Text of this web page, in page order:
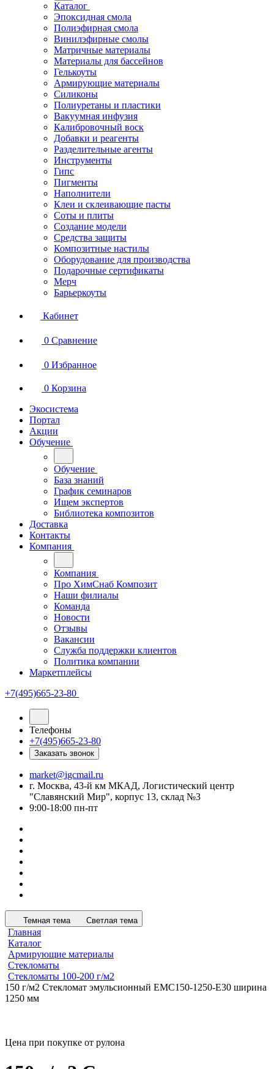
Каталог
Эпоксидная смола
Полиэфирная смола
Винилэфирные смолы
Матричные материалы
Материалы для бассейнов
Гелькоуты
Армирующие материалы
Силиконы
Полиуретаны и пластики
Вакуумная инфузия
Калибровочный воск
Добавки и реагенты
Разделительные агенты
Инструменты
Гипс
Пигменты
Наполнители
Клеи и склеивающие пасты
Соты и плиты
Создание модели
Средства защиты
Композитные настилы
Оборудование для производства
Подарочные сертификаты
Мерч
Барьеркоуты
Кабинет
0 Сравнение
0 Избранное
0 Корзина
Экосистема
Портал
Акции
Обучение
Обучение
База знаний
График семинаров
Ищем экспертов
Библиотека композитов
Доставка
Контакты
Компания
Компания
Про ХимСнаб Композит
Наши филиалы
Команда
Новости
Отзывы
Вакансии
Служба поддержки клиентов
Политика компании
Маркетплейсы
+7(495)665-23-80
Телефоны
+7(495)665-23-80
Заказать звонок
market@igcmail.ru
г. Москва, 43-й км МКАД, Логистический центр
"Славянский Мир", корпус 13, склад №3
9:00-18:00 пн-пт
Темная тема Светлая тема
Главная
Каталог
Армирующие материалы
Стекломаты
Стекломаты 100-200 г/м2
150 г/м2 Стекломат эмульсионный EMC150-1250-E30 ширина
1250 мм
Цена при покупке от рулона